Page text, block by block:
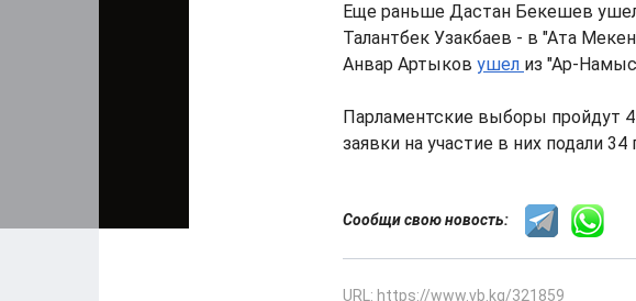
Еще раньше Дастан Бекешев
Талантбек Узакбаев - в "Ата
Анвар Артыков ушел из "Ар-
Парламентские выборы пройдут
заявки на участие в них подали 34
Сообщи свою новость:
URL: https://www.vb.kg/321859